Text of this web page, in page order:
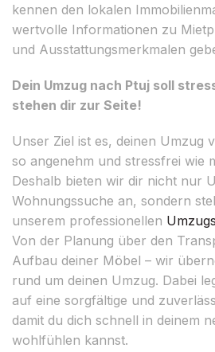
kennen den lokalen
wertvolle Informationen zu
und Ausstattungsmerkmalen
Dein Umzug nach Ptuj soll
stehen dir zur Seite!
Unser Ziel ist es, deinen Umzug
so angenehm und stressfrei wie
Deshalb bieten wir dir nicht nur
Wohnungssuche an, sondern
unserem professionellen
Von der Planung über den
Aufbau deiner Möbel – wir
rund um deinen Umzug. Dabei
auf eine sorgfältige und
damit du dich schnell in deinem
wohlfühlen kannst.